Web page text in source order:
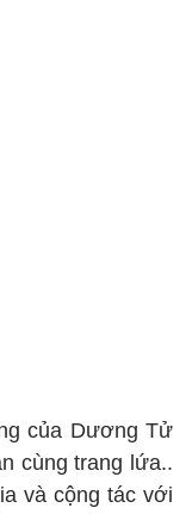
của Dương Tử
cùng trang lứa..
và cộng tác với